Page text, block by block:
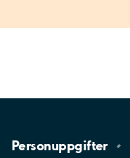
Personuppgifter